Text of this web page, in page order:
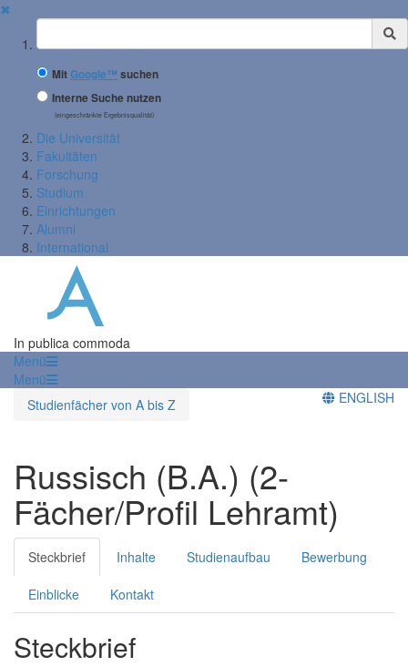
✖
Suchbegriff
MitGoogle™ suchen
Interne Suche nutzen
(eingeschränkte Ergebnisqualität)
Die Universität
Fakultäten
Forschung
Studium
Einrichtungen
Alumni
International
In publica commoda
Menü
Menü
Studienfächer von A bis Z
ENGLISH
Russisch (B.A.) (2-
Fächer/Profil Lehramt)
Steckbrief Inhalte Studienaufbau Bewerbung
Einblicke Kontakt
Steckbrief